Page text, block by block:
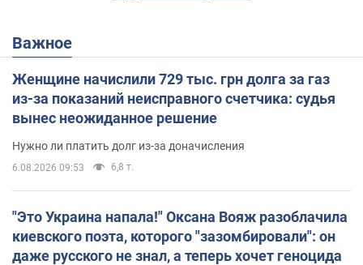
Важное
Женщине начислили 729 тыс. грн долга за газ
из-за показаний неисправного счетчика: судья
вынес неожиданное решение
Нужно ли платить долг из-за доначисления
6.08.2026 09:53 6,8 т.
"Это Украина напала!" Оксана Вояж разоблачила
киевского поэта, которого "зазомбировали": он
даже русского не знал, а теперь хочет геноцида